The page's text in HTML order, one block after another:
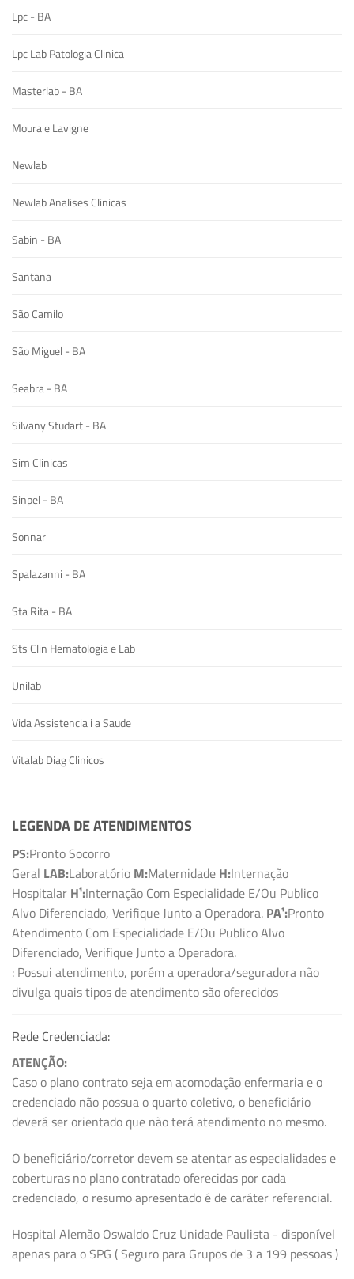
Lpc - BA
Lpc Lab Patologia Clinica
Masterlab - BA
Moura e Lavigne
Newlab
Newlab Analises Clinicas
Sabin - BA
Santana
São Camilo
São Miguel - BA
Seabra - BA
Silvany Studart - BA
Sim Clinicas
Sinpel - BA
Sonnar
Spalazanni - BA
Sta Rita - BA
Sts Clin Hematologia e Lab
Unilab
Vida Assistencia i a Saude
Vitalab Diag Clinicos
LEGENDA DE ATENDIMENTOS
PS:Pronto Socorro
Geral LAB:Laboratório M:Maternidade H:Internação
Hospitalar H¹:Internação Com Especialidade E/Ou Publico
Alvo Diferenciado, Verifique Junto a Operadora. PA¹:Pronto
Atendimento Com Especialidade E/Ou Publico Alvo
Diferenciado, Verifique Junto a Operadora.
: Possui atendimento, porém a operadora/seguradora não
divulga quais tipos de atendimento são oferecidos
Rede Credenciada:
ATENÇÃO:
Caso o plano contrato seja em acomodação enfermaria e o
credenciado não possua o quarto coletivo, o beneficiário
deverá ser orientado que não terá atendimento no mesmo.
O beneficiário/corretor devem se atentar as especialidades e
coberturas no plano contratado oferecidas por cada
credenciado, o resumo apresentado é de caráter referencial.
Hospital Alemão Oswaldo Cruz Unidade Paulista - disponível
apenas para o SPG ( Seguro para Grupos de 3 a 199 pessoas )